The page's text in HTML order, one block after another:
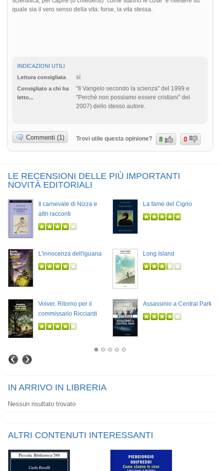
quale sia il vero senso della vita: forse, la vita stessa.
INDICAZIONI UTILI
Lettura consigliata
sì
Consigliato a chi ha
letto...
"Il Vangelo secondo la scienza" del 1999 e
"Perchè non possiamo essere cristiani" del
2007) dello stesso autore.
Commenti (1) Trovi utile questa opinione? 8 0
LE RECENSIONI DELLE PIÙ IMPORTANTI
NOVITÀ EDITORIALI
Il carnevale di Nizza e
altri racconti
La fame del Cigno
L'innocenza dell'iguana Long Island
Volver. Ritorno per il
commissario Ricciardi
Assassinio a Central Park
IN ARRIVO IN LIBRERIA
Nessun risultato trovato
ALTRI CONTENUTI INTERESSANTI